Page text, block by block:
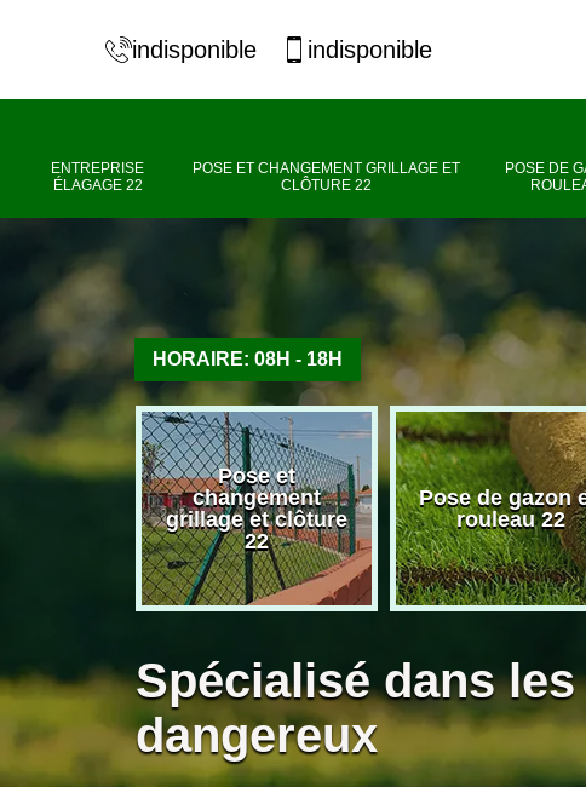
indisponible indisponible
ENTREPRISE
ÉLAGAGE 22
POSE ET CHANGEMENT GRILLAGE ET
CLÔTURE 22
POSE DE
HORAIRE: 08H - 18H
Pose et
changement
grillage et clôture
22
Pose de gazon
rouleau 22
Spécialisé dans
dangereux